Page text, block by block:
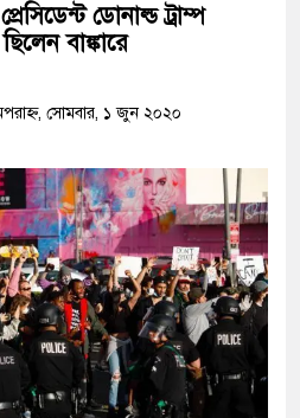
জনগণ পরিবর্তন চেয়েছে
মাদক কারবারি গ্রেফতার
২৮ লাখ টাকার জাল নোটসহ
থানা পুলিশ
যেকোনো সময় বেনজীরের
নেতৃত্ব ও গণতন্ত্রের মূর্তমান
ডোনাল্ড ট্রাম্প
বাঙ্কারে
সোমবার, ১ জুন ২০২০